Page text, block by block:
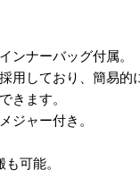
ンナーバッグ付属。
用しており、簡易的
きます。
ジャー付き。
可能。